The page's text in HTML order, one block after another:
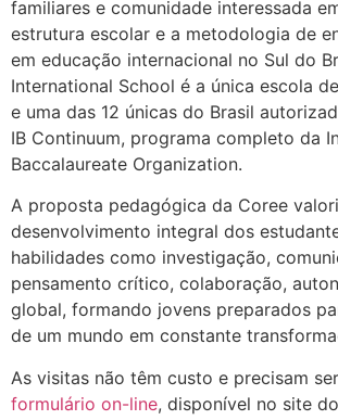
familiares e comunidade interessada
estrutura escolar e a metodologia de
em educação internacional no Sul do
International School é a única escola
e uma das 12 únicas do Brasil
IB Continuum, programa completo da
Baccalaureate Organization.
A proposta pedagógica da Coree
desenvolvimento integral dos
habilidades como investigação,
pensamento crítico, colaboração,
global, formando jovens preparados
de um mundo em constante
As visitas não têm custo e precisam
formulário on-line, disponível no site